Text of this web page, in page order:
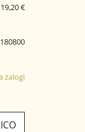
19,20 €
180800
zalogi